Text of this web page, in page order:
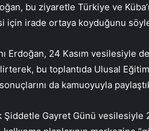
bu ziyaretle Türkiye ve
için irade ortaya koyduğunu
Erdoğan, 24 Kasım vesilesiyle
bu toplantıda Ulusal
da kamuoyuyla
Şiddetle Gayret Günü vesilesiyle